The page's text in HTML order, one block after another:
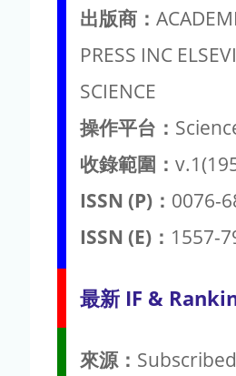
出版商：
PRESS INC
SCIENCE
操作平台：
收錄範圍：
ISSN (P)： 0076-
ISSN (E)： 1557-
最新 IF &
來源： Subscribed